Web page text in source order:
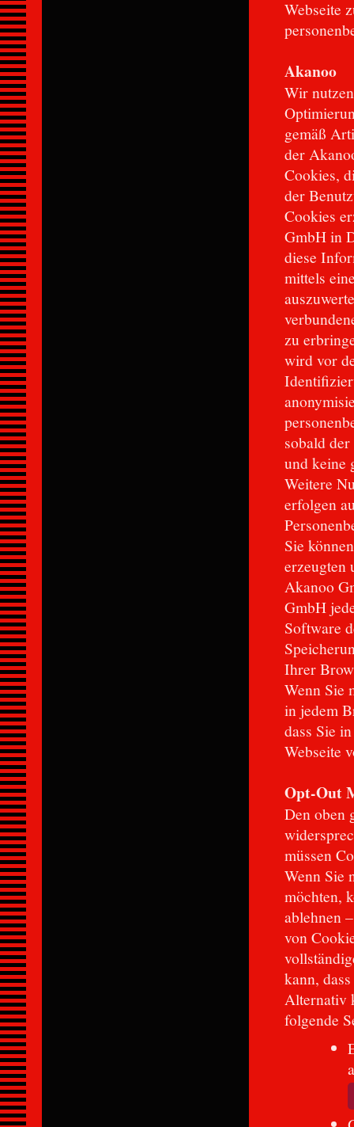
Webseite
Akanoo
Wir
gemäß
der
Cookies,
der
Cookies
GmbH in
diese
mittels
zu
wird vor
sobald
und keine
Weitere
erfolgen
Sie
erzeugten
Akanoo
GmbH
Software
Ihrer
Wenn Sie
in jedem
dass Sie
Webseite
Opt-Out
Den oben
müssen
Wenn Sie
möchten,
ablehnen
von
kann,
Alternativ
folgende